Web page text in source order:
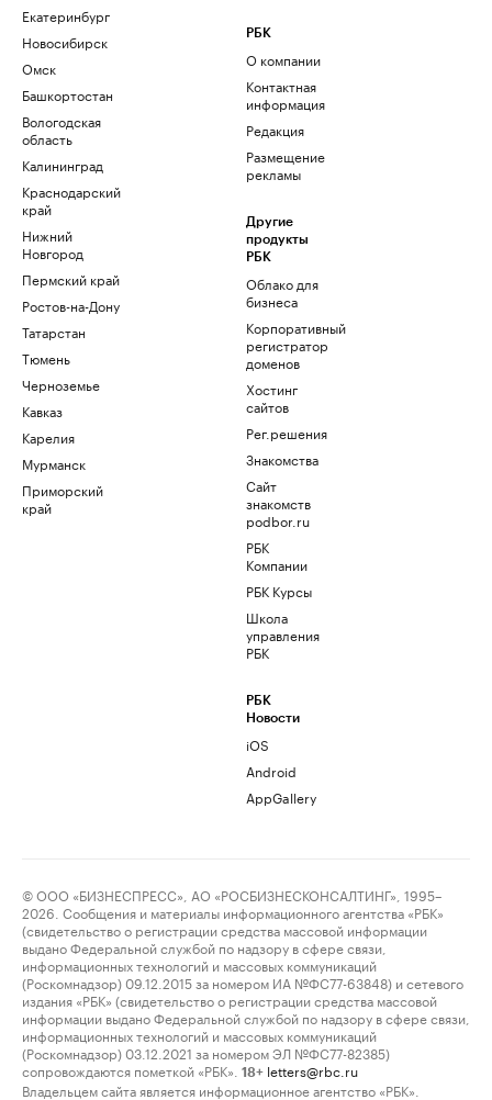
Екатеринбург
Новосибирск
Омск
Башкортостан
Вологодская
область
Калининград
Краснодарский
край
Нижний
Новгород
Пермский край
Ростов-на-Дону
Татарстан
Тюмень
Черноземье
Кавказ
Карелия
Мурманск
Приморский
край
РБК
О компании
Контактная
информация
Редакция
Размещение
рекламы
Другие
продукты
РБК
Облако для
бизнеса
Корпоративный
регистратор
доменов
Хостинг
сайтов
Рег.решения
Знакомства
Сайт
знакомств
podbor.ru
РБК
Компании
РБК Курсы
Школа
управления
РБК
РБК
Новости
iOS
Android
AppGallery
© ООО «БИЗНЕСПРЕСС», АО «РОСБИЗНЕСКОНСАЛТИНГ», 1995–
2026. Сообщения и материалы информационного агентства «РБК»
(свидетельство о регистрации средства массовой информации
выдано Федеральной службой по надзору в сфере связи,
информационных технологий и массовых коммуникаций
(Роскомнадзор) 09.12.2015 за номером ИА №ФС77-63848) и сетевого
издания «РБК» (свидетельство о регистрации средства массовой
информации выдано Федеральной службой по надзору в сфере связи,
информационных технологий и массовых коммуникаций
(Роскомнадзор) 03.12.2021 за номером ЭЛ №ФС77-82385)
сопровождаются пометкой «РБК».
18+ letters@rbc.ru
Владельцем сайта является информационное агентство «РБК».